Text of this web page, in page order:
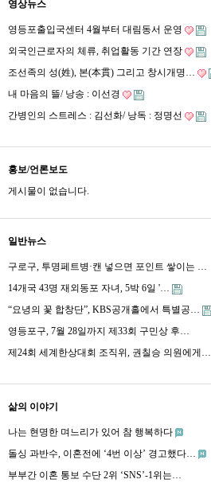
영상뉴스
영등포출입국센터 4월부터 대림동서 운영
외국인근로자의 체류, 취업활동 기간 연장
조선족의 성(姓), 본(本貫) 그리고 창시개명…
내 마음의 뜰/ 낭송 : 이선경
간병인의 스트레스 : 김선화/ 낭독 : 정명선
홍보/언론보도
게시물이 없습니다.
일반뉴스
구로구, 투명페트병·캔 넣으면 포인트 쌓이는 …
14개국 43명 재외동포 자녀, 5박 6일 '…
“요녕의 꽃 합창단”, KBS공개홀에서 특별공…
영등포구, 7월 28일까지 제33회 구민상 후…
제24회 세계한상대회 조직위, 권칠승 의원에게…
삶의 이야기
나는 현명한 며느리가 있어 참 행복하다
돌싱 과반수, 이혼전에 ‘4번 이상’ 경고했다…
부부간 이혼 통보 수단 2위 ‘SNS’-1위는…